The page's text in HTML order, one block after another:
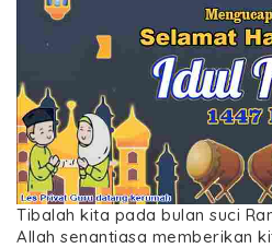
Tibalah kita pada bulan suci
Allah senantiasa memberikan